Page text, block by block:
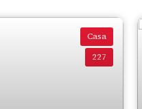
Casa
227